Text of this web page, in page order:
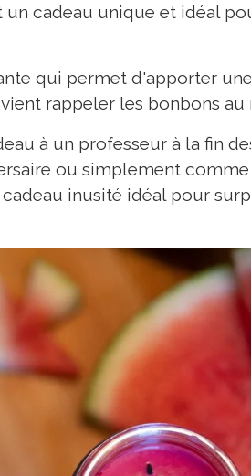
cadeau unique et idéal
qui permet d'apporter
rappeler les bonbons au
à un professeur à la fin
ou simplement comme
inusité idéal pour